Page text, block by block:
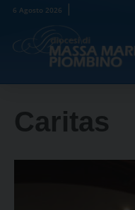
Skip
content
6 Agosto 2026
Caritas